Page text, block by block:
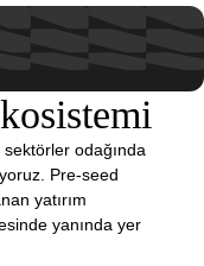
odağında
Pre-seed
yatırım
yanında yer